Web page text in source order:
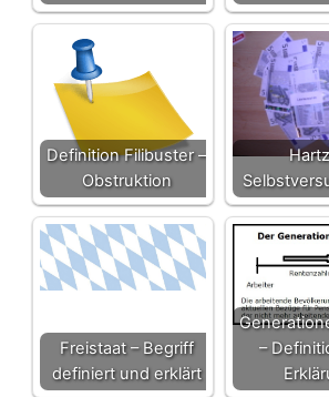
Definition Filibuster –
Obstruktion
Freistaat – Begriff
definiert und erklärt
–